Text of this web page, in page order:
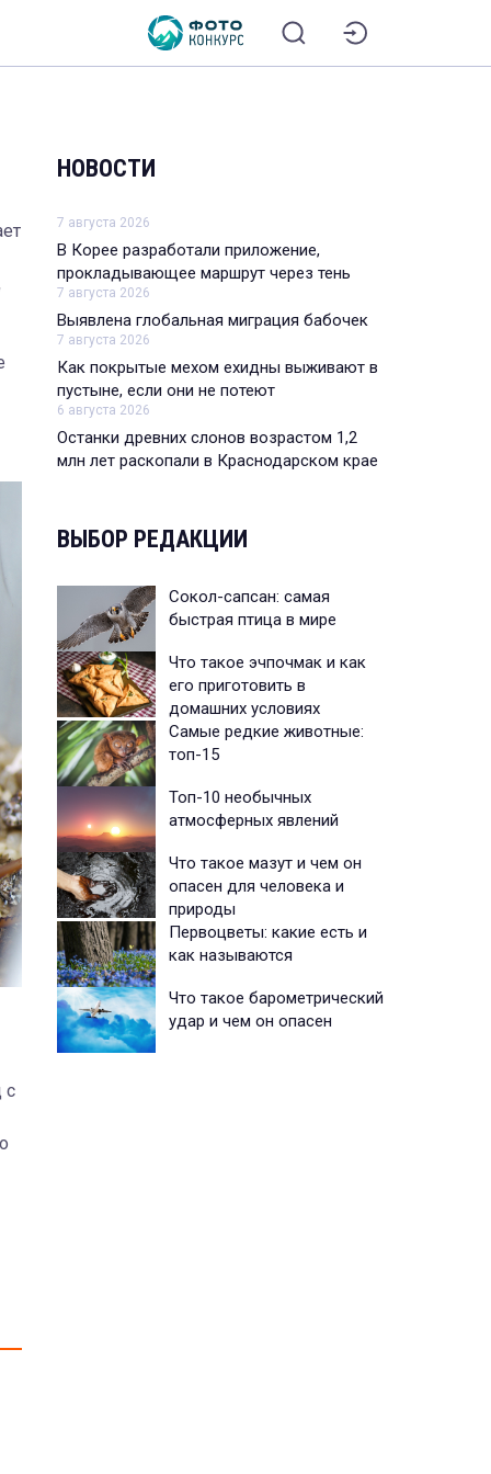
с
НОВОСТИ
7 августа 2026
В Корее разработали приложение,
прокладывающее маршрут через тень
7 августа 2026
Выявлена глобальная миграция бабочек
7 августа 2026
Как покрытые мехом ехидны выживают в
пустыне, если они не потеют
6 августа 2026
Останки древних слонов возрастом 1,2
млн лет раскопали в Краснодарском крае
ВЫБОР РЕДАКЦИИ
Сокол-сапсан: самая
быстрая птица в мире
Что такое эчпочмак и как
его приготовить в
домашних условиях
Самые редкие животные:
топ-15
Топ-10 необычных
атмосферных явлений
Что такое мазут и чем он
опасен для человека и
природы
Первоцветы: какие есть и
как называются
Что такое барометрический
удар и чем он опасен